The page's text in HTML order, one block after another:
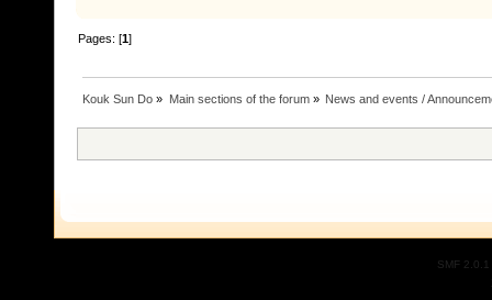
Pages: [1]
Kouk Sun Do » Main sections of the forum» News and events /
SMF 2.0.1